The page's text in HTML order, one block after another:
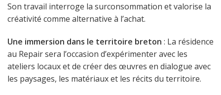
Son travail interroge la surconsommation et valorise la
créativité comme alternative à l’achat.
Une immersion dans le territoire breton : La résidence
au Repair sera l’occasion d’expérimenter avec les
ateliers locaux et de créer des œuvres en dialogue avec
les paysages, les matériaux et les récits du territoire.